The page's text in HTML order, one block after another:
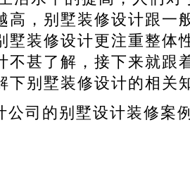
高，别墅装修设计跟一
墅装修设计更注重整体
不甚了解，接下来就跟
下别墅装修设计的相关